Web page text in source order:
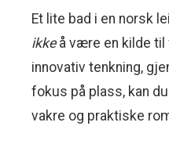
Et lite bad i en norsk
ikkeå være en kilde til
innovativ tenkning,
fokus på plass, kan
vakre og praktiske